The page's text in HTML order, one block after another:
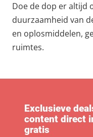
Doe de dop er altijd
duurzaamheid van
en oplosmiddelen,
ruimtes.
Exclusieve
content direct
gratis